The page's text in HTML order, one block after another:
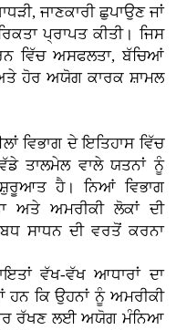
ਜਾਣਕਾਰੀ ਛੁਪਾਉਣ ਜਾਂ
ਪ੍ਰਾਪਤ ਕੀਤੀ। ਜਿਸ
ਵਿੱਚ ਅਸਫਲਤਾ, ਬੱਚਿਆਂ
ਹੋਰ ਅਯੋਗ ਕਾਰਕ ਸ਼ਾਮਲ
ਵਿਭਾਗ ਦੇ ਇਤਿਹਾਸ ਵਿੱਚ
ਤਾਲਮੇਲ ਵਾਲੇ ਯਤਨਾਂ ਨੂੰ
ਹੈ। ਨਿਆਂ ਵਿਭਾਗ
ਅਤੇ ਅਮਰੀਕੀ ਲੋਕਾਂ ਦੀ
ਸਾਧਨ ਦੀ ਵਰਤੋਂ ਕਰਨਾ
ਵੱਖ-ਵੱਖ ਆਧਾਰਾਂ ਦਾ
ਹਨ ਕਿ ਉਹਨਾਂ ਨੂੰ ਅਮਰੀਕੀ
ਰੱਖਣ ਲਈ ਅਯੋਗ ਮੰਨਿਆ